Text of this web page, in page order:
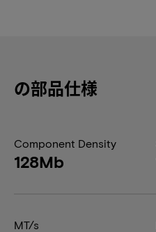
の部品仕様
Component Density
128Mb
MT/s